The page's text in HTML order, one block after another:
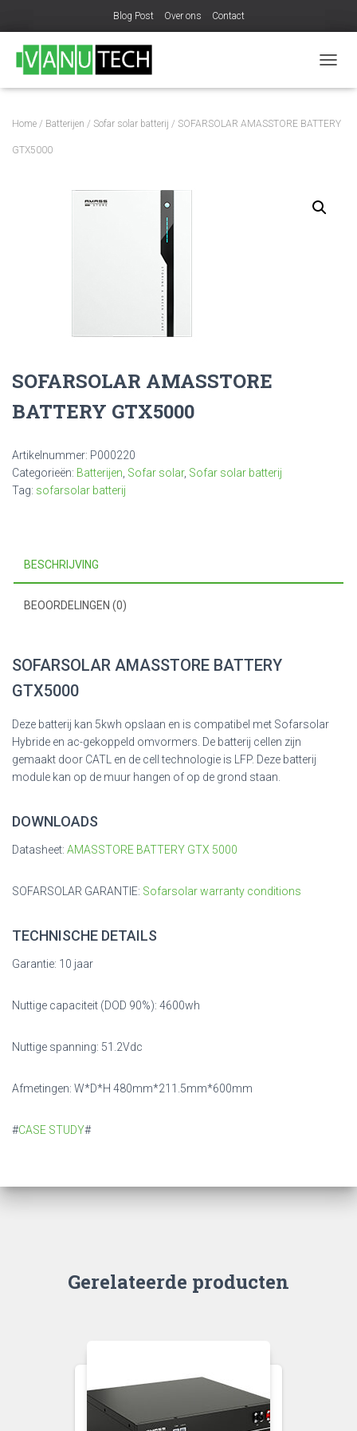
Blog Post Over ons Contact
A
I
Home / Batterijen / Sofar solar batterij / SOFARSOLAR AMASSTORE BATTERY
GTX5000
SOFARSOLAR AMASSTORE
BATTERY GTX5000
Artikelnummer: P000220
Categorieën: Batterijen Sofar solar, Sofar solar batterij
Tag: sofarsolar batterij
BESCHRIJVING
BEOORDELINGEN (0)
SOFARSOLAR AMASSTORE BATTERY
GTX5000
Deze batterij kan 5kwh opslaan en is compatibel met Sofarsolar
Hybride en ac-gekoppeld omvormers. De batterij cellen zijn
gemaakt door CATL en de cell technologie is LFP. Deze batterij
module kan op de muur hangen of op de grond staan.
DOWNLOADS
Datasheet: AMASSTORE BATTERY GTX 5000
SOFARSOLAR GARANTIE: Sofarsolar warranty conditions
TECHNISCHE DETAILS
Garantie: 10 jaar
Nuttige capaciteit (DOD 90%): 4600wh
Nuttige spanning: 51.2Vdc
Afmetingen: W*D*H 480mm*211.5mm*600mm
#CASE STUDY#
Gerelateerde producten